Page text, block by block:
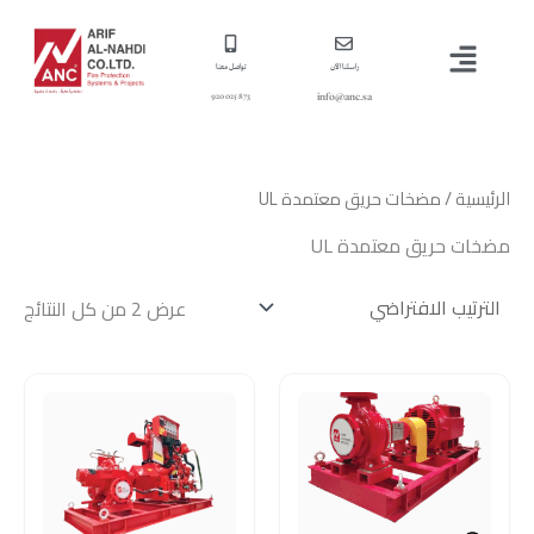
المحتوى
القائمة راسلنا الآن
info@anc.sa
تواصل معنا
873 025 920
الرئيسية/ مضخات حريق معتمدة UL
مضخات حريق معتمدة UL
عرض ⁦2⁩ من كل النتائج